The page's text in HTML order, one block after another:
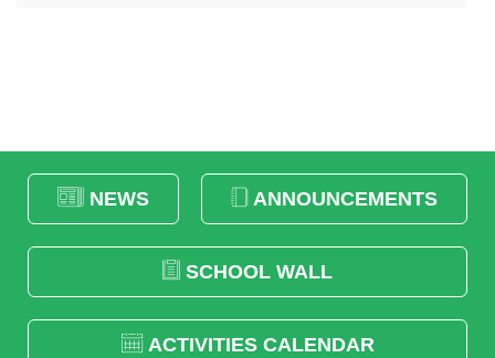
NEWS ANNOUNCEMENTS
SCHOOL WALL
ACTIVITIES CALENDAR